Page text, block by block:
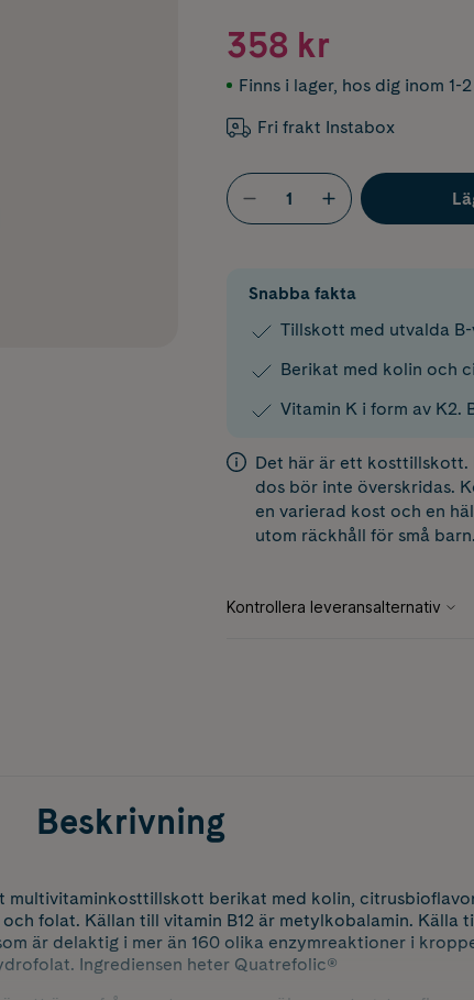
358 kr
Finns i lager, hos dig inom 1-
Fri frakt Instabox
Snabba fakta
Tillskott med utvalda
Berikat med kolin och
Vitamin K i form av K2.
Det här är ett kosttillskott.
dos bör inte överskridas.
en varierad kost och en
utom räckhåll för små barn.
Beskrivning
multivitaminkosttillskott berikat med kolin,
folat. Källan till vitamin B12 är metylkobalamin. Källa
är delaktig i mer än 160 olika enzymreaktioner i
Ingrediensen heter Quatrefolic®